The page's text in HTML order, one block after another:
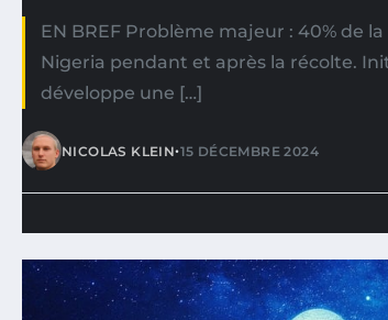
EN BREF Problème majeur : 40% de
Nigeria pendant et après la récolte.
développe une […]
NICOLAS KLEIN•15 DÉCEMBRE 2024